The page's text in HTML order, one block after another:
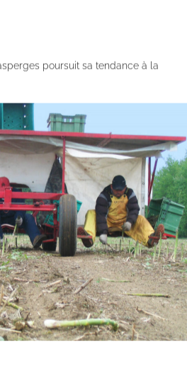
poursuit sa tendance à la